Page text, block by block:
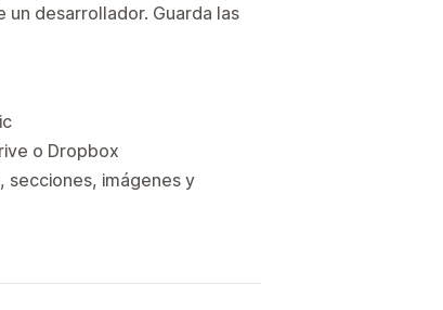
un desarrollador. Guarda las
o Dropbox
secciones, imágenes y